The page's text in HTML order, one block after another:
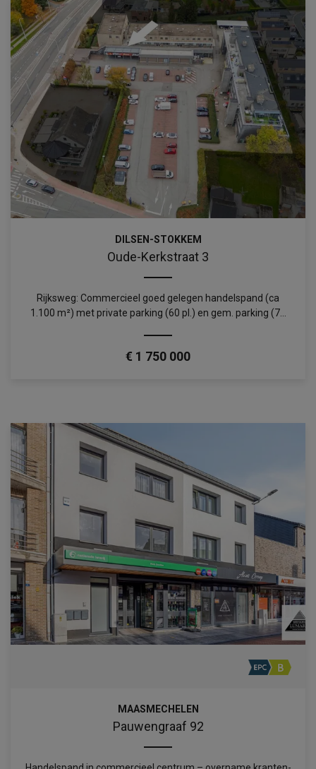
DILSEN-STOKKEM
Oude-Kerkstraat 3
Rijksweg: Commercieel goed gelegen handelspand (ca
1.100 m²) met private parking (60 pl.) en gem. parking (72
€ 1 750 000
MAASMECHELEN
Pauwengraaf 92